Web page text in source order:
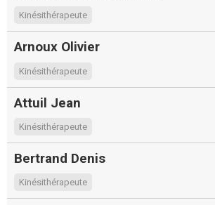
Kinésithérapeute
Arnoux Olivier
Kinésithérapeute
Attuil Jean
Kinésithérapeute
Bertrand Denis
Kinésithérapeute